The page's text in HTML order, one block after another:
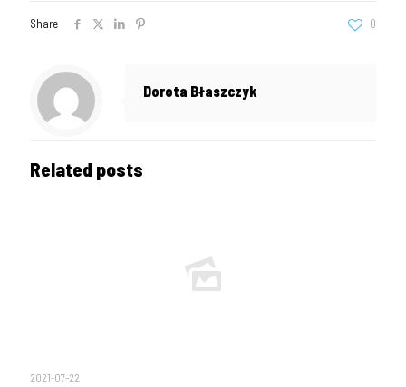
Share 0
Dorota Błaszczyk
Related posts
2021-07-22